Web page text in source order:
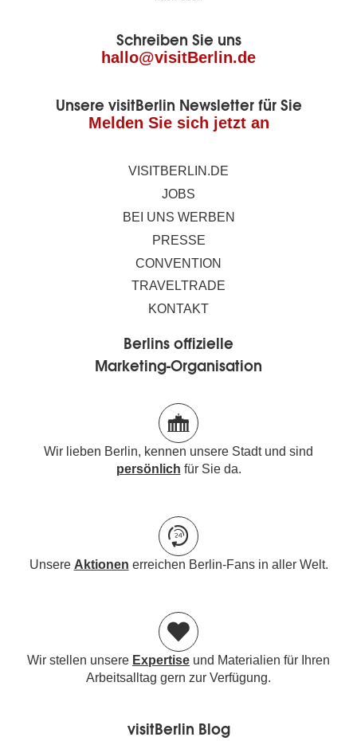
Seite
Schreiben Sie uns
hallo@visitBerlin.de
Unsere visitBerlin Newsletter für Sie
Melden Sie sich jetzt an
VISITBERLIN.DE
JOBS
BEI UNS WERBEN
PRESSE
CONVENTION
TRAVELTRADE
KONTAKT
Berlins offizielle
Marketing-Organisation
Wir lieben Berlin, kennen unsere Stadt und sind
persönlich für Sie da.
Unsere Aktionen erreichen Berlin-Fans in aller Welt.
Wir stellen unsere Expertise und Materialien für Ihren
Arbeitsalltag gern zur Verfügung.
visitBerlin Blog